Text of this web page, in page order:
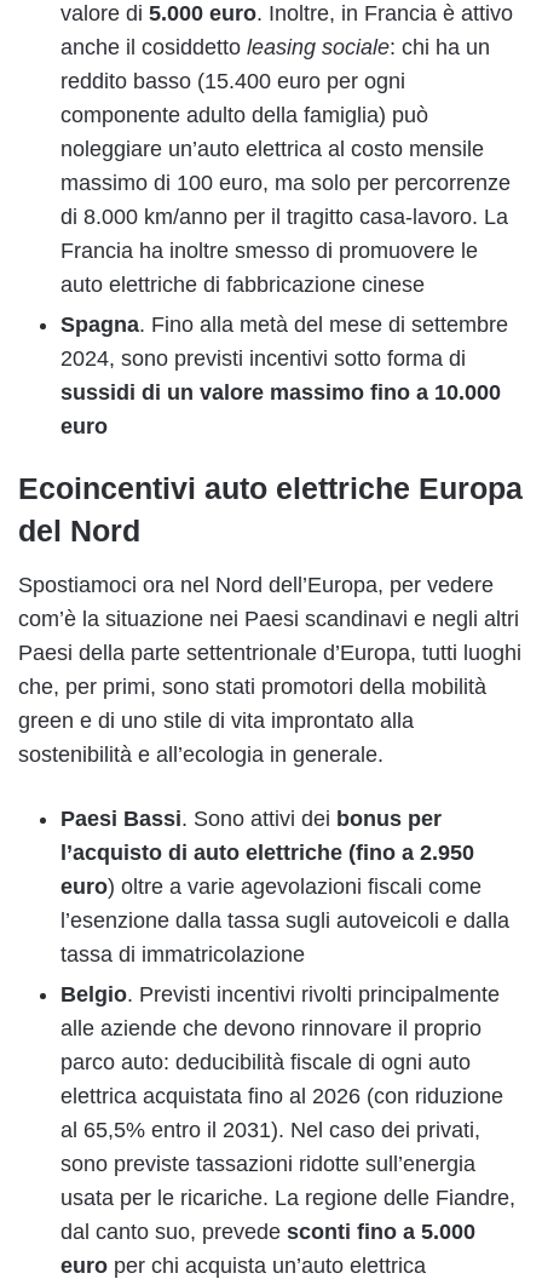
valore di 5.000 euro. Inoltre, in Francia è attivo
anche il cosiddetto leasing sociale: chi ha un
reddito basso (15.400 euro per ogni
componente adulto della famiglia) può
noleggiare un’auto elettrica al costo mensile
massimo di 100 euro, ma solo per percorrenze
di 8.000 km/anno per il tragitto casa-lavoro. La
Francia ha inoltre smesso di promuovere le
auto elettriche di fabbricazione cinese
Spagna. Fino alla metà del mese di settembre
2024, sono previsti incentivi sotto forma di
sussidi di un valore massimo fino a 10.000
euro
Ecoincentivi auto elettriche Europa
del Nord
Spostiamoci ora nel Nord dell’Europa, per vedere
com’è la situazione nei Paesi scandinavi e negli altri
Paesi della parte settentrionale d’Europa, tutti luoghi
che, per primi, sono stati promotori della mobilità
green e di uno stile di vita improntato alla
sostenibilità e all’ecologia in generale.
Paesi Bassi. Sono attivi dei bonus per
l’acquisto di auto elettriche (fino a 2.950
euro) oltre a varie agevolazioni fiscali come
l’esenzione dalla tassa sugli autoveicoli e dalla
tassa di immatricolazione
Belgio. Previsti incentivi rivolti principalmente
alle aziende che devono rinnovare il proprio
parco auto: deducibilità fiscale di ogni auto
elettrica acquistata fino al 2026 (con riduzione
al 65,5% entro il 2031). Nel caso dei privati,
sono previste tassazioni ridotte sull’energia
usata per le ricariche. La regione delle Fiandre,
dal canto suo, prevede sconti fino a 5.000
euro per chi acquista un’auto elettrica